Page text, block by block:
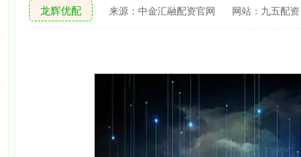
龙辉优配 来源：中金汇融配资官网 网站：九五配资